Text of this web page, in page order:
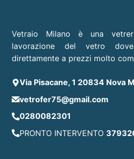
Vetraio Milano è una
lavorazione del vetro
direttamente a prezzi molto
Via Pisacane, 1 20834 Nova
vetrofer75@gmail.com
0280082301
PRONTO INTERVENTO